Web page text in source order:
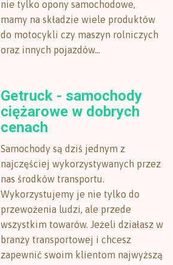
nie tylko opony samochodowe,
mamy na składzie wiele produktów
do motocykli czy maszyn rolniczych
oraz innych pojazdów...
Getruck - samochody
ciężarowe w dobrych
cenach
Samochody są dziś jednym z
najczęściej wykorzystywanych przez
nas środków transportu.
Wykorzystujemy je nie tylko do
przewożenia ludzi, ale przede
wszystkim towarów. Jeżeli działasz w
branży transportowej i chcesz
zapewnić swoim klientom najwyższą